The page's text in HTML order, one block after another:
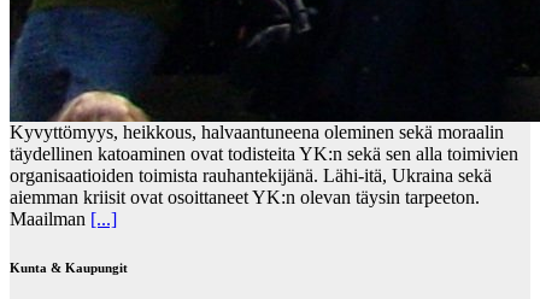
Kyvyttömyys, heikkous, halvaantuneena oleminen sekä moraalin
täydellinen katoaminen ovat todisteita YK:n sekä sen alla toimivien
organisaatioiden toimista rauhantekijänä. Lähi-itä, Ukraina sekä
aiemman kriisit ovat osoittaneet YK:n olevan täysin tarpeeton.
Maailman [...]
Kunta & Kaupungit